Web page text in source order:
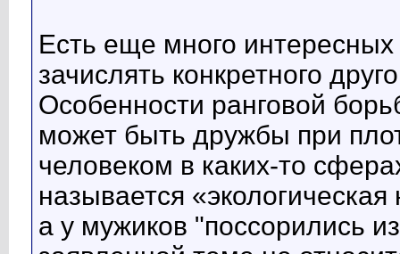
Есть еще много
зачислять конкретного
Особенности ранговой
может быть дружбы при
человеком в каких-то
называется
а у мужиков "поссорились